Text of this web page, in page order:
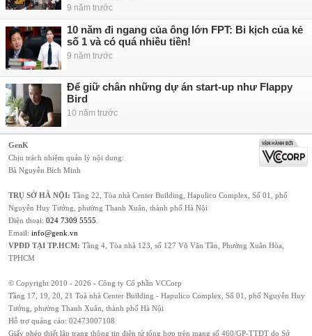
9 năm trước
10 năm đi ngang của ông lớn FPT: Bi kịch của kẻ
số 1 và có quá nhiều tiền!
9 năm trước
Để giữ chân những dự án start-up như Flappy
Bird
10 năm trước
GenK
Chịu trách nhiệm quản lý nội dung:
Bà Nguyễn Bích Minh
TRỤ SỞ HÀ NỘI: Tầng 22, Tòa nhà Center Building, Hapulico Complex, Số 01, phố
Nguyễn Huy Tưởng, phường Thanh Xuân, thành phố Hà Nội
Điện thoại: 024 7309 5555
Email: info@genk.vn
VPĐD TẠI TP.HCM: Tầng 4, Tòa nhà 123, số 127 Võ Văn Tần, Phường Xuân Hòa,
TPHCM
© Copyright 2010 - 2026 - Công ty Cổ phần VCCorp
Tầng 17, 19, 20, 21 Toà nhà Center Building - Hapulico Complex, Số 01, phố Nguyễn Huy
Tưởng, phường Thanh Xuân, thành phố Hà Nội
Hỗ trợ quảng cáo: 02473007108
Giấy phép thiết lập trang thông tin điện tử tổng hợp trên mạng số 460/GP-TTĐT do Sở